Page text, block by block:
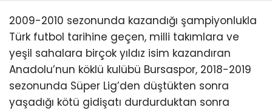
2009-2010 sezonunda kazandığı şampiyonlukla
Türk futbol tarihine geçen, milli takımlara ve
yeşil sahalara birçok yıldız isim kazandıran
Anadolu’nun köklü kulübü Bursaspor, 2018-2019
sezonunda Süper Lig’den düştükten sonra
yaşadığı kötü gidişatı durdurduktan sonra